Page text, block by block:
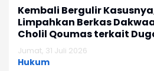
Kembali Bergulir
Limpahkan Berkas
Cholil Qoumas terkait
Korupsi Haji
Jumat, 31 Juli 2026
Hukum